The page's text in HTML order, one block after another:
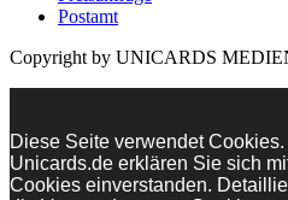
Postamt
Copyright by UNICARDS
Diese Seite verwendet
Unicards.de erklären Sie sich
Cookies einverstanden.